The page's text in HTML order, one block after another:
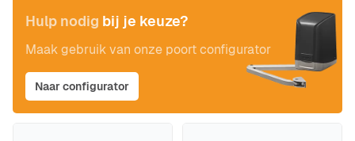
Hulp nodig bij je keuze?
Maak gebruik van onze poort configurator
Naar configurator